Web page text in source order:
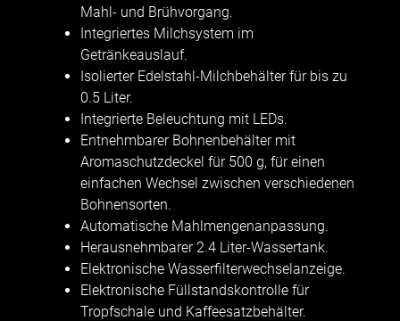
Mahl- und Brühvorgang.
Integriertes Milchsystem im
Getränkeauslauf.
Isolierter Edelstahl-Milchbehälter für bis zu
0.5 Liter.
Integrierte Beleuchtung mit LEDs.
Entnehmbarer Bohnenbehälter mit
Aromaschutzdeckel für 500 g, für einen
einfachen Wechsel zwischen verschiedenen
Bohnensorten.
Automatische Mahlmengenanpassung.
Herausnehmbarer 2.4 Liter-Wassertank.
Elektronische Wasserfilterwechselanzeige.
Elektronische Füllstandskontrolle für
Tropfschale und Kaffeesatzbehälter.